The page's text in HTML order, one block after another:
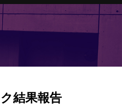
結果報告